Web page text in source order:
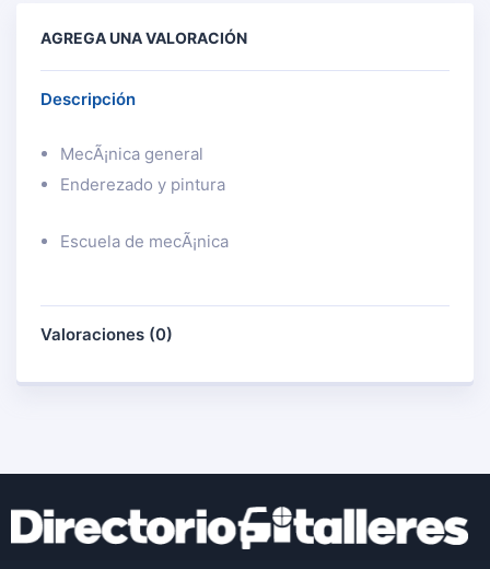
AGREGA UNA VALORACIÓN
Descripción
MecÃ¡nica general
Enderezado y pintura
Escuela de mecÃ¡nica
Valoraciones (0)